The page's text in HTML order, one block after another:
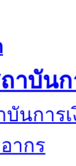
าบันก
ากร